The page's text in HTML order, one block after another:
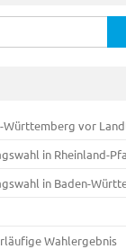
Württemberg vor
in Rheinland-
in Baden-
Wahlergebnis